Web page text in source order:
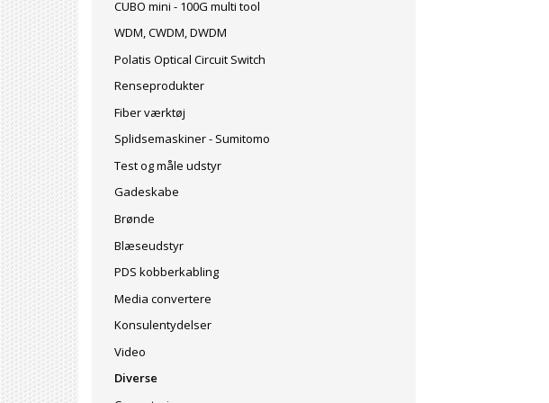
CUBO mini - 100G multi tool
WDM, CWDM, DWDM
Polatis Optical Circuit Switch
Renseprodukter
Fiber værktøj
Splidsemaskiner - Sumitomo
Test og måle udstyr
Gadeskabe
Brønde
Blæseudstyr
PDS kobberkabling
Media convertere
Konsulentydelser
Video
Diverse